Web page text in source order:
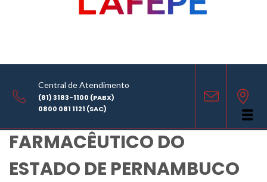
Central de Atendimento
(81) 3183-1100 (PABX)
0800 081 1121 (SAC)
COMPARTILHE
LABORATÓRIO
FARMACÊUTICO DO
ESTADO DE PERNAMBUCO